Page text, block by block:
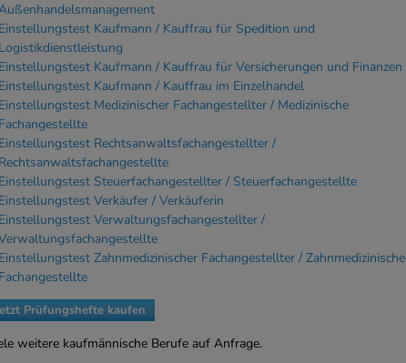
Kaufmann / Kauffrau für Spedition und
Kaufmann / Kauffrau für Versicherungen und Finanzen
Kaufmann / Kauffrau im Einzelhandel
Medizinischer Fachangestellter / Medizinische
Rechtsanwaltsfachangestellter /
Steuerfachangestellter / Steuerfachangestellte
Verkäufer / Verkäuferin
Verwaltungsfachangestellter /
Zahnmedizinischer Fachangestellter / Zahnmedizinische
Prüfungshefte kaufen
weitere kaufmännische Berufe auf Anfrage.